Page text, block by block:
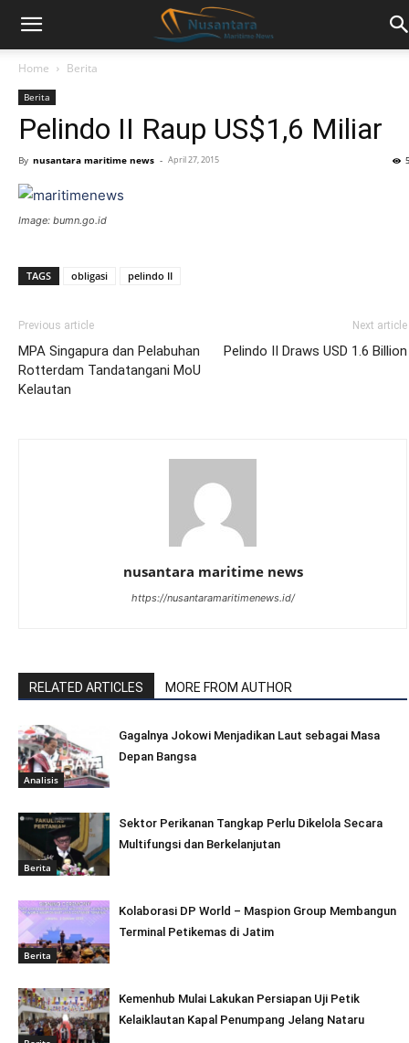
Home Berita
Berita
Pelindo II Raup US$1,6 Miliar
By nusantara maritime news - April 27, 2015
Image: bumn.go.id
TAGS obligasi pelindo II
Previous article
MPA Singapura dan Pelabuhan
Rotterdam Tandatangani MoU
Kelautan
Next article
Pelindo II Draws USD 1.6 Billion
nusantara maritime news
https://nusantaramaritimenews.id/
RELATED ARTICLES MORE FROM AUTHOR
Analisis
Gagalnya Jokowi Menjadikan Laut sebagai Masa
Depan Bangsa
Berita
Sektor Perikanan Tangkap Perlu Dikelola Secara
Multifungsi dan Berkelanjutan
Berita
Kolaborasi DP World – Maspion Group Membangun
Terminal Petikemas di Jatim
Kemenhub Mulai Lakukan Persiapan Uji Petik
Kelaiklautan Kapal Penumpang Jelang Nataru